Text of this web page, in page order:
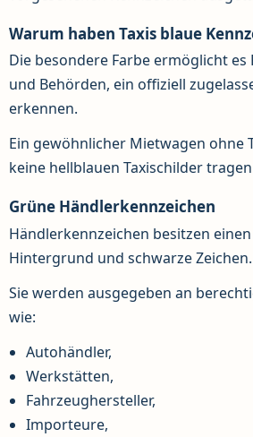
Warum haben Taxis blaue
Die besondere Farbe ermöglicht es
und Behörden, ein offiziell
erkennen.
Ein gewöhnlicher Mietwagen ohne
keine hellblauen Taxischilder
Grüne Händlerkennzeichen
Händlerkennzeichen besitzen
Hintergrund und schwarze Zeichen.
Sie werden ausgegeben an
wie:
Autohändler,
Werkstätten,
Fahrzeughersteller,
Importeure,